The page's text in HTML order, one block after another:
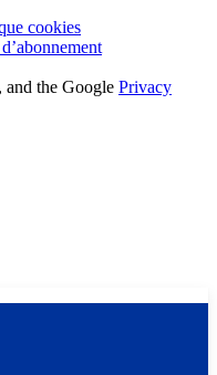
cookies
the Google Privacy